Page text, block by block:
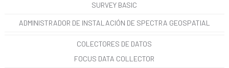
SURVEY BASIC
ADMINISTRADOR DE INSTALACIÓN DE SPECTRA GEOSPATIAL
COLECTORES DE DATOS
FOCUS DATA COLLECTOR